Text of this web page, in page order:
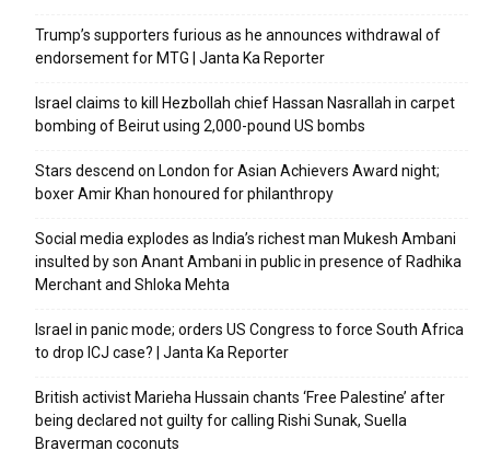
Trump’s supporters furious as he announces withdrawal of
endorsement for MTG | Janta Ka Reporter
Israel claims to kill Hezbollah chief Hassan Nasrallah in carpet
bombing of Beirut using 2,000-pound US bombs
Stars descend on London for Asian Achievers Award night;
boxer Amir Khan honoured for philanthropy
Social media explodes as India’s richest man Mukesh Ambani
insulted by son Anant Ambani in public in presence of Radhika
Merchant and Shloka Mehta
Israel in panic mode; orders US Congress to force South Africa
to drop ICJ case? | Janta Ka Reporter
British activist Marieha Hussain chants ‘Free Palestine’ after
being declared not guilty for calling Rishi Sunak, Suella
Braverman coconuts